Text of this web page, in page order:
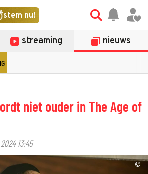
stem nu!
streaming nieuws
niet ouder in The Age of
13:45
©